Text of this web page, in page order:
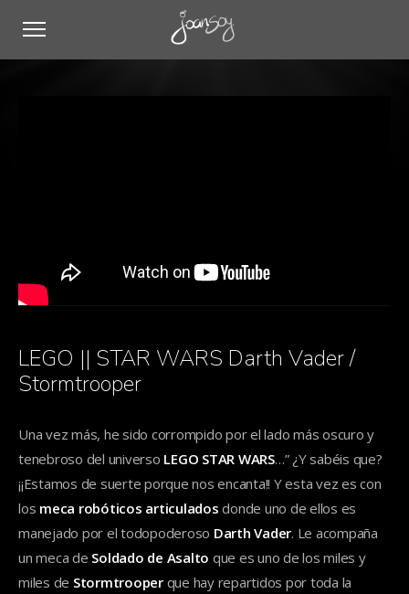
LEGO || STAR WARS Darth Vader /
Stormtrooper
Una vez más, he sido corrompido por el lado más oscuro y
tenebroso del universo LEGO STAR WARS…” ¿Y sabéis que?
¡¡Estamos de suerte porque nos encanta!! Y esta vez es con
los meca robóticos articulados donde uno de ellos es
manejado por el todopoderoso Darth Vader. Le acompaña
un meca de Soldado de Asalto que es uno de los miles y
miles de Stormtrooperque hay repartidos por toda la